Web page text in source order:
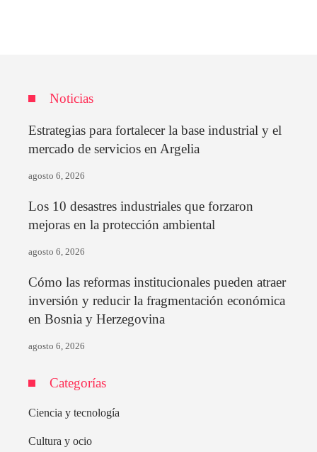
Noticias
Estrategias para fortalecer la base industrial y el
mercado de servicios en Argelia
agosto 6, 2026
Los 10 desastres industriales que forzaron
mejoras en la protección ambiental
agosto 6, 2026
Cómo las reformas institucionales pueden atraer
inversión y reducir la fragmentación económica
en Bosnia y Herzegovina
agosto 6, 2026
Categorías
Ciencia y tecnología
Cultura y ocio